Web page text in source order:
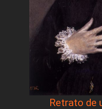
Retrato de